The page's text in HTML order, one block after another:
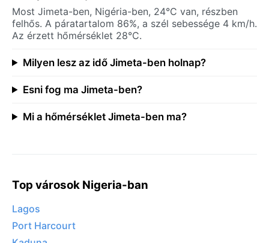
Most Jimeta-ben, Nigéria-ben, 24°C van, részben
felhős. A páratartalom 86%, a szél sebessége 4 km/h.
Az érzett hőmérséklet 28°C.
Milyen lesz az idő Jimeta-ben holnap?
Esni fog ma Jimeta-ben?
Mi a hőmérséklet Jimeta-ben ma?
Top városok Nigeria-ban
Lagos
Port Harcourt